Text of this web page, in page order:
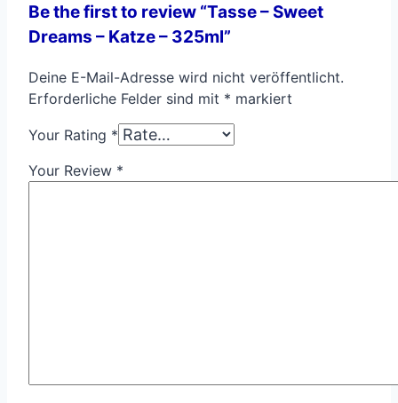
Be the first to review “Tasse – Sweet
Dreams – Katze – 325ml”
Deine E-Mail-Adresse wird nicht veröffentlicht.
Erforderliche Felder sind mit * markiert
Your Rating *
Your Review *